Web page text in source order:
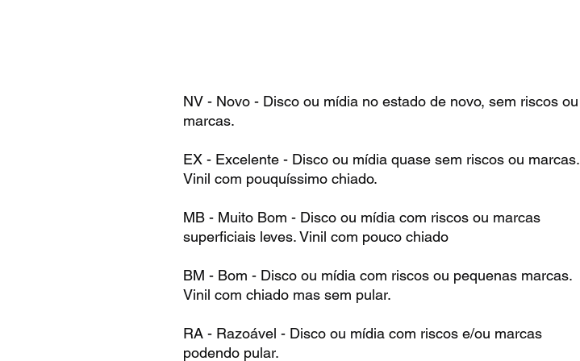
NV - Novo - Disco ou mídia no estado de novo, sem riscos ou
marcas.
EX - Excelente - Disco ou mídia quase sem riscos ou marcas.
Vinil com pouquíssimo chiado.
MB - Muito Bom - Disco ou mídia com riscos ou marcas
superficiais leves. Vinil com pouco chiado
BM - Bom - Disco ou mídia com riscos ou pequenas marcas.
Vinil com chiado mas sem pular.
RA - Razoável - Disco ou mídia com riscos e/ou marcas
podendo pular.